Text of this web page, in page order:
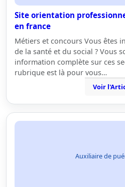
Site orientation
en france
Métiers et concours Vous êtes
de la santé et du social ? Vous
information complète sur ces
rubrique est là pour vous…
Voir
Auxiliaire de